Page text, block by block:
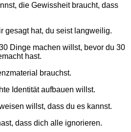
die Gewissheit braucht, dass
gesagt hat, du seist langweilig.
Dinge machen willst, bevor du 30
hast.
brauchst.
Identität aufbauen willst.
willst, dass du es kannst.
dass dich alle ignorieren.